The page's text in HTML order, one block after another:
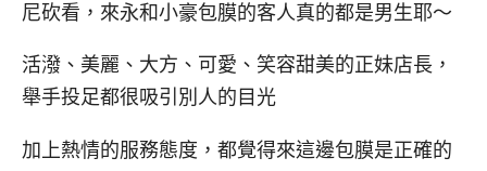
尼砍看，來永和小豪包膜的客人真的都是男生耶～
活潑、美麗、大方、可愛、笑容甜美的正妹店長，
舉手投足都很吸引別人的目光
加上熱情的服務態度，都覺得來這邊包膜是正確的